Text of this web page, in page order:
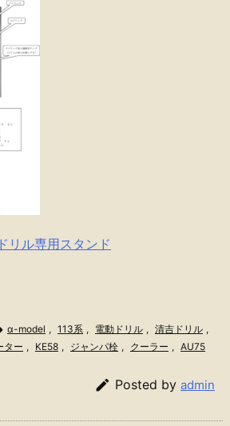
ル専用スタンド
α-model , 113系 , 電動ドリル , 清吉ドリル ,
ター , KE58 , ジャンパ栓 , クーラー , AU75
 Posted by admin